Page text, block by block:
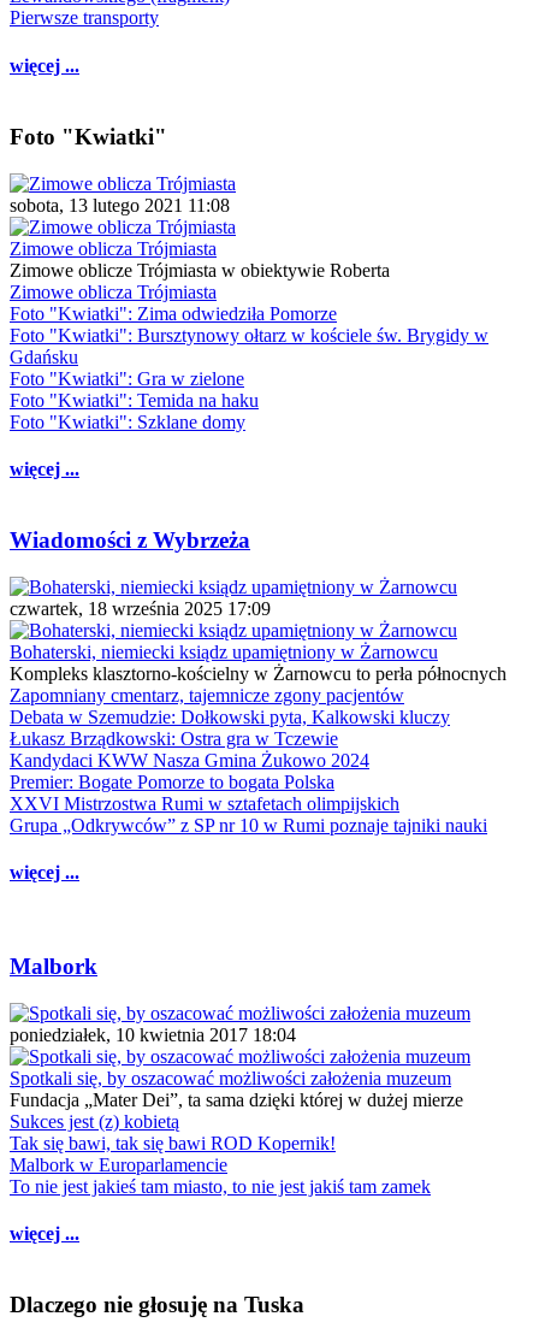
Pierwsze transporty
więcej ...
Foto "Kwiatki"
sobota, 13 lutego 2021 11:08
Zimowe oblicza Trójmiasta
Zimowe oblicze Trójmiasta w obiektywie Roberta
Zimowe oblicza Trójmiasta
Foto "Kwiatki": Zima odwiedziła Pomorze
Foto "Kwiatki": Bursztynowy ołtarz w kościele św. Brygidy w
Gdańsku
Foto "Kwiatki": Gra w zielone
Foto "Kwiatki": Temida na haku
Foto "Kwiatki": Szklane domy
więcej ...
Wiadomości z Wybrzeża
czwartek, 18 września 2025 17:09
Bohaterski, niemiecki ksiądz upamiętniony w Żarnowcu
Kompleks klasztorno-kościelny w Żarnowcu to perła północnych
Zapomniany cmentarz, tajemnicze zgony pacjentów
Debata w Szemudzie: Dołkowski pyta, Kalkowski kluczy
Łukasz Brządkowski: Ostra gra w Tczewie
Kandydaci KWW Nasza Gmina Żukowo 2024
Premier: Bogate Pomorze to bogata Polska
XXVI Mistrzostwa Rumi w sztafetach olimpijskich
Grupa „Odkrywców” z SP nr 10 w Rumi poznaje tajniki nauki
więcej ...
Malbork
poniedziałek, 10 kwietnia 2017 18:04
Spotkali się, by oszacować możliwości założenia muzeum
Fundacja „Mater Dei”, ta sama dzięki której w dużej mierze
Sukces jest (z) kobietą
Tak się bawi, tak się bawi ROD Kopernik!
Malbork w Europarlamencie
To nie jest jakieś tam miasto, to nie jest jakiś tam zamek
więcej ...
Dlaczego nie głosuję na Tuska